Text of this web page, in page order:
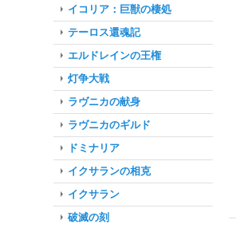
イコリア：巨獣の棲処
テーロス還魂記
エルドレインの王権
灯争大戦
ラヴニカの献身
ラヴニカのギルド
ドミナリア
イクサランの相克
イクサラン
破滅の刻